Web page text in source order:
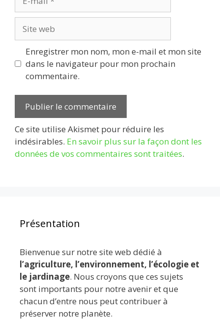
mail
web
Enregistrer mon nom, mon e-mail et mon site
dans le navigateur pour mon prochain
commentaire.
Ce site utilise Akismet pour réduire les
indésirables. En savoir plus sur la façon dont les
données de vos commentaires sont traitées.
Présentation
Bienvenue sur notre site web dédié à
l’agriculture, l’environnement, l’écologie et
le jardinage. Nous croyons que ces sujets
sont importants pour notre avenir et que
chacun d’entre nous peut contribuer à
préserver notre planète.